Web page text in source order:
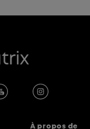
À propos de